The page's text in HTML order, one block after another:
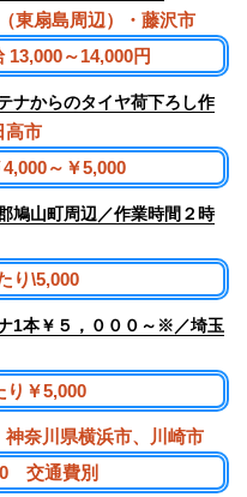
東扇島周辺）・藤沢市
13,000～14,000円
ナからのタイヤ荷下ろし作
高市
～￥5,000
鳩山町周辺／作業時間２時
り\5,000
1本￥５，０００～※／埼玉
り￥5,000
神奈川県横浜市、川崎市
交通費別